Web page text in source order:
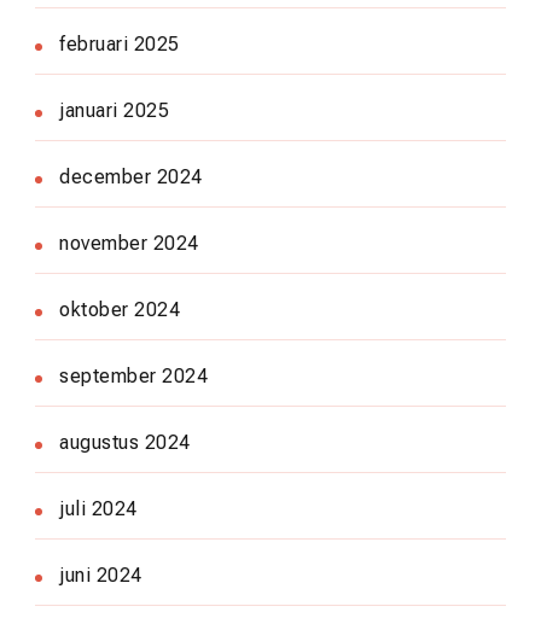
februari 2025
januari 2025
december 2024
november 2024
oktober 2024
september 2024
augustus 2024
juli 2024
juni 2024